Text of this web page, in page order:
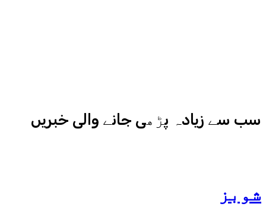
سب سے زیادہ پڑھی جانے والی خبریں
شوبز